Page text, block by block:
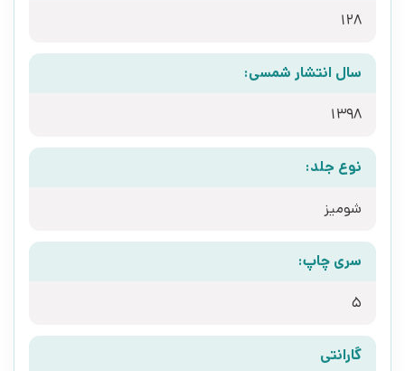
128
سال انتشار شمسی:
1398
نوع جلد:
شومیز
سری چاپ:
5
گارانتی